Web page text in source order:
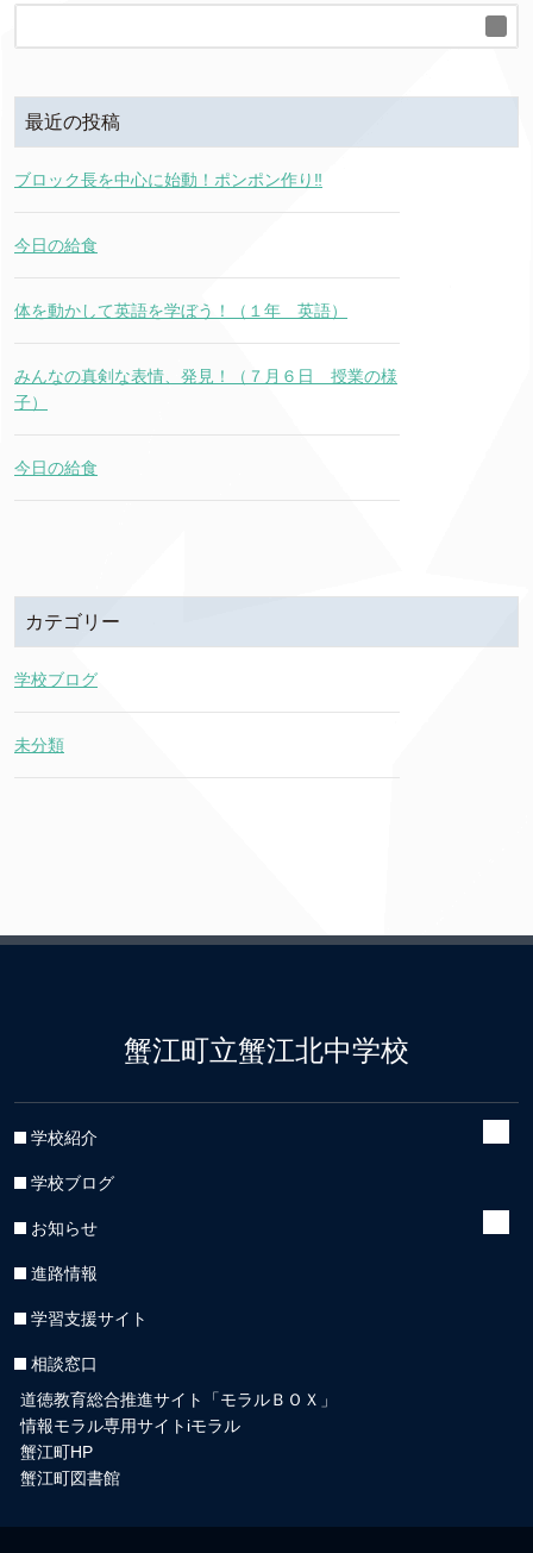
最近の投稿
ブロック長を中心に始動！ポンポン作り‼
今日の給食
体を動かして英語を学ぼう！（１年 英語）
みんなの真剣な表情、発見！（７月６日 授業の様
子）
今日の給食
カテゴリー
学校ブログ
未分類
蟹江町立蟹江北中学校
学校紹介
学校ブログ
お知らせ
進路情報
学習支援サイト
相談窓口
道徳教育総合推進サイト「モラルＢＯＸ」
情報モラル専用サイトiモラル
蟹江町HP
蟹江町図書館